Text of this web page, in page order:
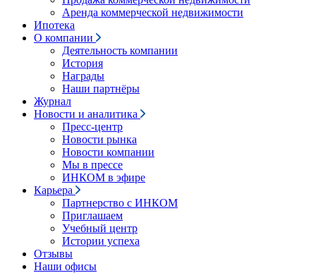
Аренда коммерческой недвижимости
Ипотека
О компании
Деятельность компании
История
Награды
Наши партнёры
Журнал
Новости и аналитика
Пресс-центр
Новости рынка
Новости компании
Мы в прессе
ИНКОМ в эфире
Карьера
Партнерство с ИНКОМ
Приглашаем
Учебный центр
Истории успеха
Отзывы
Наши офисы